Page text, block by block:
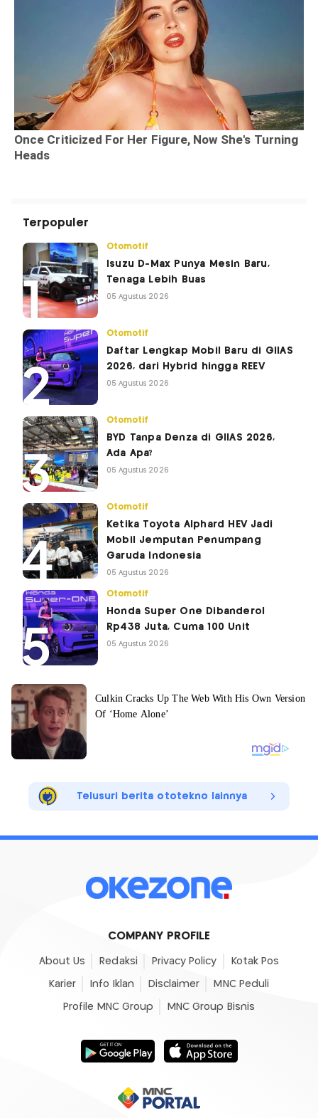
Terpopuler
Otomotif
Isuzu D-Max Punya Mesin Baru,
Tenaga Lebih Buas
05 Agustus 2026
Otomotif
Daftar Lengkap Mobil Baru di GIIAS
2026, dari Hybrid hingga REEV
05 Agustus 2026
Otomotif
BYD Tanpa Denza di GIIAS 2026,
Ada Apa?
05 Agustus 2026
Otomotif
Ketika Toyota Alphard HEV Jadi
Mobil Jemputan Penumpang
Garuda Indonesia
05 Agustus 2026
Otomotif
Honda Super One Dibanderol
Rp438 Juta, Cuma 100 Unit
05 Agustus 2026
Telusuri berita ototekno lainnya